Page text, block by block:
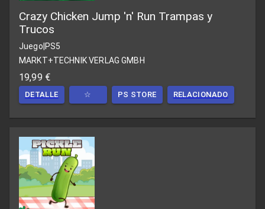
Crazy Chicken Jump 'n' Run Trampas y
Trucos
Juego|PS5
MARKT+TECHNIK VERLAG GMBH
19,99 €
DETALLE ☆ PS STORE RELACIONADO